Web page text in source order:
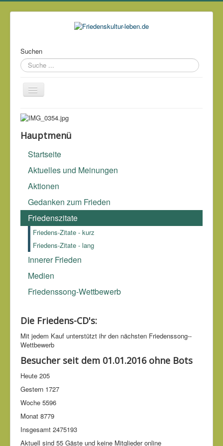
Suchen
Über mich
Kontakt
Links
Archiv
Krieg ist Krankheit, keine Lösung.
(*1940)
Hauptmenü
Startseite
Aktuelles und Meinungen
Aktionen
Gedanken zum Frieden
Friedenszitate
Friedens-Zitate - kurz
Friedens-Zitate - lang
Innerer Frieden
Medien
Friedenssong-Wettbewerb
Die Friedens-CD's:
Mit jedem Kauf unter­stützt ihr den nächsten Friedens­song-­
Wettbe­werb
Besucher seit dem 01.01.2016 ohne Bots
Heute 205
Gestern 1727
Woche 5596
Monat 8779
Insgesamt 2475193
Aktuell sind 55 Gäste und keine Mitglieder online